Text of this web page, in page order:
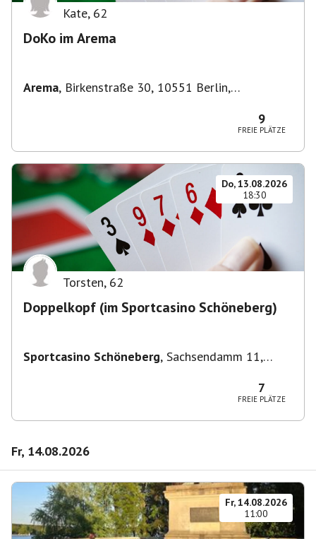
Kate, 62
DoKo im Arema
Arema, Birkenstraße 30, 10551 Berlin,
9
FREIE PLÄTZE
Do, 13.08.2026
18:30
Torsten, 62
Doppelkopf (im Sportcasino Schöneberg)
Sportcasino Schöneberg, Sachsendamm 11,
7
FREIE PLÄTZE
Fr, 14.08.2026
Fr, 14.08.2026
11:00